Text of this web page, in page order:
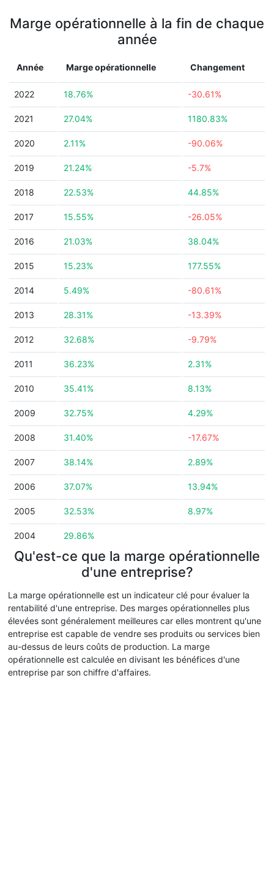
Marge opérationnelle à la fin de chaque
année
Année Marge opérationnelle Changement
2022 18.76% -30.61%
2021 27.04% 1180.83%
2020 2.11% -90.06%
2019 21.24% -5.7%
2018 22.53% 44.85%
2017 15.55% -26.05%
2016 21.03% 38.04%
2015 15.23% 177.55%
2014 5.49% -80.61%
2013 28.31% -13.39%
2012 32.68% -9.79%
2011 36.23% 2.31%
2010 35.41% 8.13%
2009 32.75% 4.29%
2008 31.40% -17.67%
2007 38.14% 2.89%
2006 37.07% 13.94%
2005 32.53% 8.97%
2004 29.86%
Qu'est-ce que la marge opérationnelle
d'une entreprise?
La marge opérationnelle est un indicateur clé pour évaluer la
rentabilité d'une entreprise. Des marges opérationnelles plus
élevées sont généralement meilleures car elles montrent qu'une
entreprise est capable de vendre ses produits ou services bien
au-dessus de leurs coûts de production. La marge
opérationnelle est calculée en divisant les bénéfices d'une
entreprise par son chiffre d'affaires.